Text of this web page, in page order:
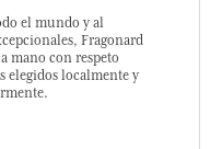
el mundo y al
Fragonard
mano con respeto
elegidos localmente y